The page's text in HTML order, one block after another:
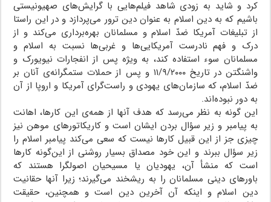
کرد و شاید به زودی شاهد فیلم‌هایی با گرایش‌های صهیونیستی
باشیم که به دین اسلام به عنوان دین ترور می‌پردازد و در این راستا
از تبلیغات آمریکا ضدّ اسلام و مسلمانان بهره‌برداری می‌کند و از
درک و فهم نادرست آمریکایی‌ها و غربی‌ها نسبت به اسلام و
مسلمانان سوء استفاده کند، به ویژه پس از انفجارات نیویورک و
واشنگتن در تاریخ ۱۱/۹/۲۰۰۰ و پس از حملات ستمگرانه‌ی آنان بر
ضدّ اسلام، که سازمان‌های یهودی و راست‌گرای آمریکا و اروپا از آن
به دور نبوده‌اند.
این گونه به نظر می‌رسد که هدف آنها از همه‌ی این کارها، اهانت
به پیامبر و زیر سؤال بردن ایشان است و کاریکاتورهای موهن نیز
چیزی جز از این قبیل کارها نیست که سعی می‌کند پیامبر اسلام را
زیر سؤال ببرند و این خود مصداق بسیار روشنی از این‌گونه کارها
است که منشأ آن، یهودیان یا مسیحیان اصولگرا هستند که
باورهای دینی مسلمانان را به ریشخند می‌گیرند؛ زیرا آنها حقانیت
دین اسلام و اینکه آن آخرین دین است و همچنین، حقیقت